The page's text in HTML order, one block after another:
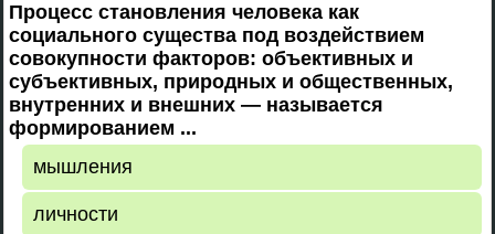
Процесс становления человека как
социального существа под воздействием
совокупности факторов: объективных и
субъективных, природных и общественных,
внутренних и внешних — называется
формированием ...
мышления
личности